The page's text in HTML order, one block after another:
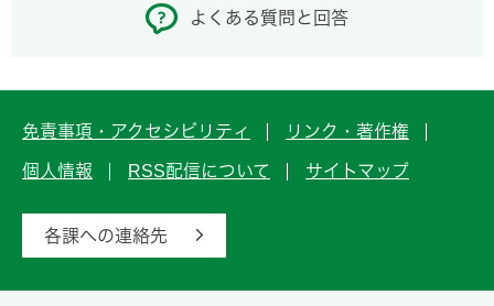
よくある質問と回答
免責事項・アクセシビリティ リンク・著作権
個人情報 RSS配信について サイトマップ
各課への連絡先